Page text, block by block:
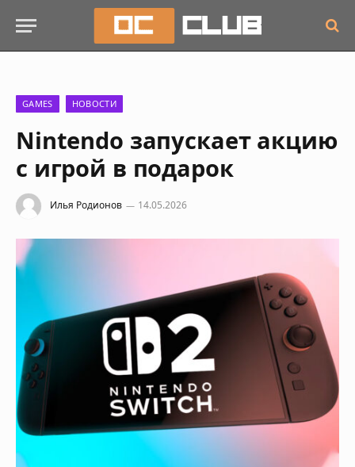
GAMES НОВОСТИ
Nintendo запускает акцию
с игрой в подарок
Илья Родионов 14.05.2026